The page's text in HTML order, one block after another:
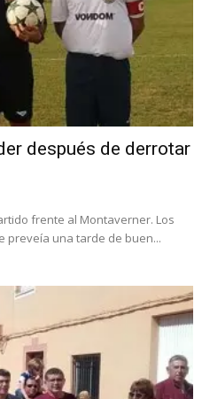
después de derrotar
frente al Montaverner. Los
preveía una tarde de buen...